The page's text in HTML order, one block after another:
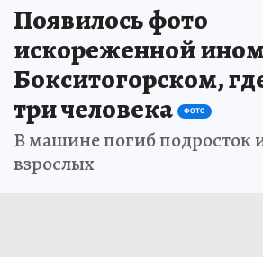
Появилось фото
искореженной
Бокситогорском,
три человека
ФОТО
В машине погиб подросток
взрослых